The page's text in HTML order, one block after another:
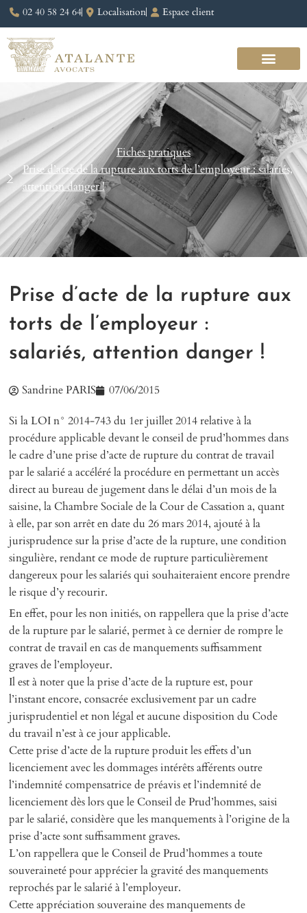
02 40 58 24 64 Localisation Espace client
Fiches pratiques
Prise d’acte de la rupture aux torts de l’employeur : salariés,
attention danger !
Prise d’acte de la rupture aux
torts de l’employeur :
salariés, attention danger !
Sandrine PARIS 07/06/2015
Si la LOI n° 2014-743 du 1er juillet 2014 relative à la
procédure applicable devant le conseil de prud’hommes dans
le cadre d’une prise d’acte de rupture du contrat de travail
par le salarié a accéléré la procédure en permettant un accès
direct au bureau de jugement dans le délai d’un mois de la
saisine, la Chambre Sociale de la Cour de Cassation a, quant
à elle, par son arrêt en date du 26 mars 2014, ajouté à la
jurisprudence sur la prise d’acte de la rupture, une condition
singulière, rendant ce mode de rupture particulièrement
dangereux pour les salariés qui souhaiteraient encore prendre
le risque d’y recourir.
En effet, pour les non initiés, on rappellera que la prise d’acte
de la rupture par le salarié, permet à ce dernier de rompre le
contrat de travail en cas de manquements suffisamment
graves de l’employeur.
Il est à noter que la prise d’acte de la rupture est, pour
l’instant encore, consacrée exclusivement par un cadre
jurisprudentiel et non légal et aucune disposition du Code
du travail n’est à ce jour applicable.
Cette prise d’acte de la rupture produit les effets d’un
licenciement avec les dommages intérêts afférents outre
l’indemnité compensatrice de préavis et l’indemnité de
licenciement dès lors que le Conseil de Prud’hommes, saisi
par le salarié, considère que les manquements à l’origine de la
prise d’acte sont suffisamment graves.
L’on rappellera que le Conseil de Prud’hommes a toute
souveraineté pour apprécier la gravité des manquements
reprochés par le salarié à l’employeur.
Cette appréciation souveraine des manquements de